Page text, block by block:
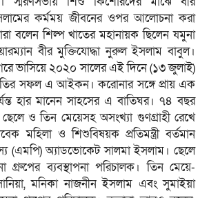
কর্মময় জীবনের ওপর আলোচনা করা
বলেন শিল্প খাতের মহানায়ক ছিলেন যমুনা
বীর মুক্তিযোদ্ধা নুরুল ইসলাম বাবুল।
ভাসিয়ে ২০২০ সালের এই দিনে (১৩ জুলাই)
সফল এ আইকন। করোনার সঙ্গে প্রায় এক
হার মানেন সাহসের এ বাতিঘর। ৭৪ বছর
ছেলে ও তিন মেয়েসহ অসংখ্যা গুণগ্রাহী রেখে
মহিলা ও শিশুবিষয়ক প্রতিমন্ত্রী বর্তমান
(এমপি) অ্যাডভোকেট সালমা ইসলাম। ছেলে
গ্রুপের ব্যবস্থাপনা পরিচালক। তিন মেয়ে-
মনিকা নাজনীন ইসলাম এবং সুমাইয়া